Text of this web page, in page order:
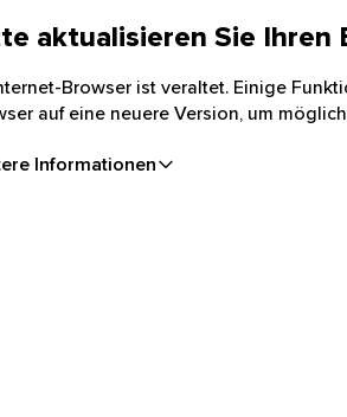
aktualisieren Sie Ihren
Browser ist veraltet. Einige
auf eine neuere Version, um
Informationen